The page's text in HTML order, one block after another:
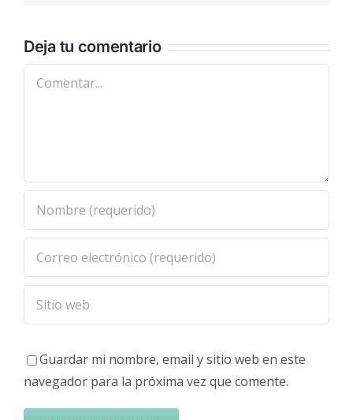
Deja tu comentario
Comentar
Guardar mi nombre, email y sitio web en este
navegador para la próxima vez que comente.